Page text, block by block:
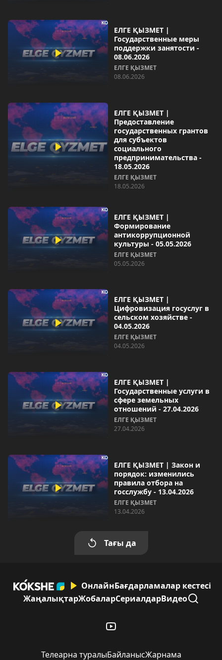
ЕЛГЕ ҚЫЗМЕТ |
Государственные меры
поддержки занятости -
08.06.2026
ЕЛГЕ ҚЫЗМЕТ
08.06.2026
ЕЛГЕ ҚЫЗМЕТ |
Предоставление
государственных грантов
для субъектов
социального
предпринимательства -
18.05.2026
ЕЛГЕ ҚЫЗМЕТ
18.05.2026
ЕЛГЕ ҚЫЗМЕТ |
Формирование
антикоррупционной
культуры - 05.05.2026
ЕЛГЕ ҚЫЗМЕТ
05.05.2026
ЕЛГЕ ҚЫЗМЕТ |
Цифровизация госуслуг в
сельском хозяйстве -
04.05.2026
ЕЛГЕ ҚЫЗМЕТ
04.05.2026
ЕЛГЕ ҚЫЗМЕТ |
Государственные услуги в
сфере земельных
отношений - 27.04.2026
ЕЛГЕ ҚЫЗМЕТ
27.04.2026
ЕЛГЕ ҚЫЗМЕТ | Закон и
порядок: изменились
правила отбора на
госслужбу - 13.04.2026
ЕЛГЕ ҚЫЗМЕТ
13.04.2026
Тағы да
ОнлайнБағдарламалар кестесі
ЖаңалықтарЖобаларСериалдарВидео
Телеарна туралыБайланысЖарнама